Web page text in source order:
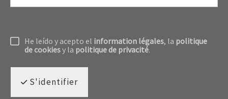
He leído y acepto el information légales, la politique
de cookiesy la politique de privacité.
S'identifier